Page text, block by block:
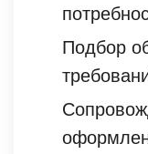
Подбор